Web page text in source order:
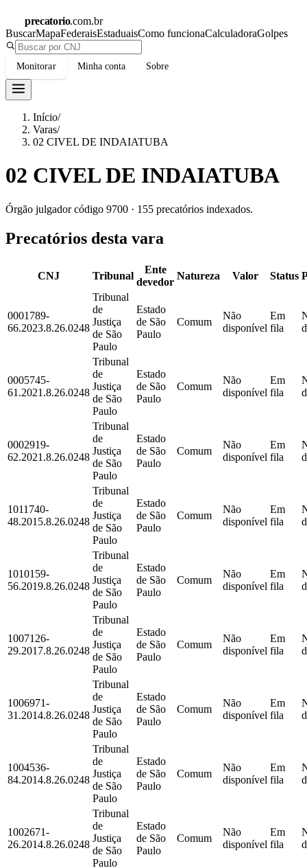
precatorio.com.br
BuscarMapaFederaisEstaduaisComo funcionaCalculadoraGolpes
Monitorar Minha conta Sobre
Início/
Varas/
02 CIVEL DE INDAIATUBA
02 CIVEL DE INDAIATUBA
Órgão julgador código 9700 · 155 precatórios indexados.
Precatórios desta vara
CNJ Tribunal
Ente
devedor
Natureza Valor Status
0001789-
66.2023.8.26.0248
Tribunal
de
Justiça
de São
Paulo
Estado
de São
Paulo
Comum
Não
disponível
Em
fila
0005745-
61.2021.8.26.0248
Tribunal
de
Justiça
de São
Paulo
Estado
de São
Paulo
Comum
Não
disponível
Em
fila
0002919-
62.2021.8.26.0248
Tribunal
de
Justiça
de São
Paulo
Estado
de São
Paulo
Comum
Não
disponível
Em
fila
1011740-
48.2015.8.26.0248
Tribunal
de
Justiça
de São
Paulo
Estado
de São
Paulo
Comum
Não
disponível
Em
fila
1010159-
56.2019.8.26.0248
Tribunal
de
Justiça
de São
Paulo
Estado
de São
Paulo
Comum
Não
disponível
Em
fila
1007126-
29.2017.8.26.0248
Tribunal
de
Justiça
de São
Paulo
Estado
de São
Paulo
Comum
Não
disponível
Em
fila
1006971-
31.2014.8.26.0248
Tribunal
de
Justiça
de São
Paulo
Estado
de São
Paulo
Comum
Não
disponível
Em
fila
1004536-
84.2014.8.26.0248
Tribunal
de
Justiça
de São
Paulo
Estado
de São
Paulo
Comum
Não
disponível
Em
fila
1002671-
26.2014.8.26.0248
Tribunal
de
Justiça
de São
Paulo
Estado
de São
Paulo
Comum
Não
disponível
Em
fila